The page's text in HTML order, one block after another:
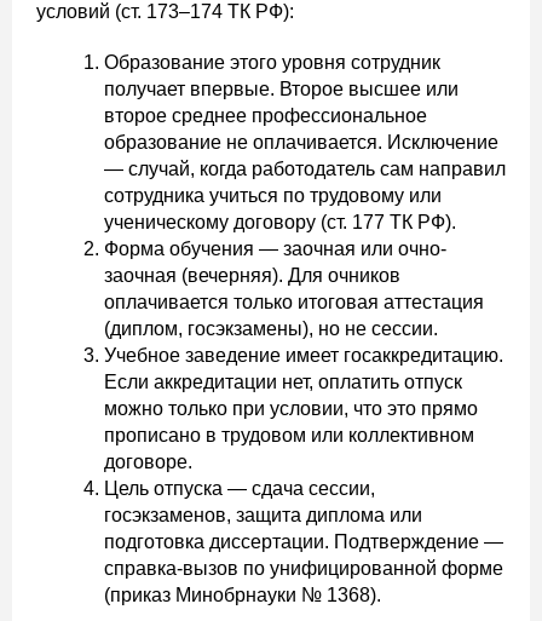
условий (ст. 173–174 ТК РФ):
Образование этого уровня сотрудник
получает впервые. Второе высшее или
второе среднее профессиональное
образование не оплачивается. Исключение
— случай, когда работодатель сам направил
сотрудника учиться по трудовому или
ученическому договору (ст. 177 ТК РФ).
Форма обучения — заочная или очно-
заочная (вечерняя). Для очников
оплачивается только итоговая аттестация
(диплом, госэкзамены), но не сессии.
Учебное заведение имеет госаккредитацию.
Если аккредитации нет, оплатить отпуск
можно только при условии, что это прямо
прописано в трудовом или коллективном
договоре.
Цель отпуска — сдача сессии,
госэкзаменов, защита диплома или
подготовка диссертации. Подтверждение —
справка-вызов по унифицированной форме
(приказ Минобрнауки № 1368).